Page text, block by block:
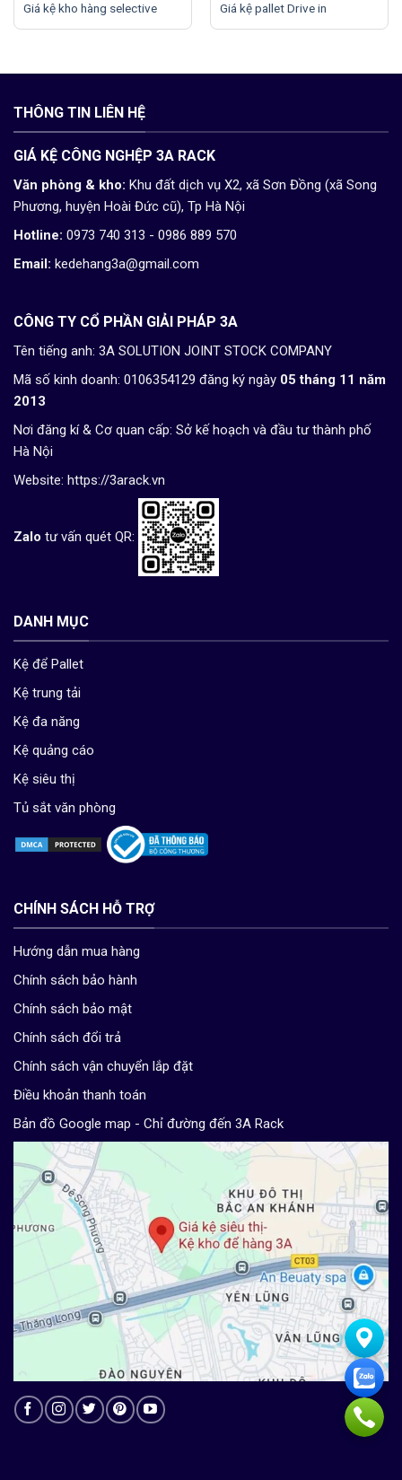
Giá kệ kho hàng selective Giá kệ pallet Drive in
THÔNG TIN LIÊN HỆ
GIÁ KỆ CÔNG NGHỆP 3A RACK
Văn phòng & kho: Khu đất dịch vụ X2, xã Sơn Đồng (xã Song
Phương, huyện Hoài Đức cũ), Tp Hà Nội
Hotline: 0973 740 313 - 0986 889 570
Email: kedehang3a@gmail.com
CÔNG TY CỔ PHẦN GIẢI PHÁP 3A
Tên tiếng anh: 3A SOLUTION JOINT STOCK COMPANY
Mã số kinh doanh: 0106354129 đăng ký ngày 05 tháng 11 năm
2013
Nơi đăng kí & Cơ quan cấp: Sở kế hoạch và đầu tư thành phố
Hà Nội
Website: https://3arack.vn
Zalo tư vấn quét QR:
DANH MỤC
Kệ để Pallet
Kệ trung tải
Kệ đa năng
Kệ quảng cáo
Kệ siêu thị
Tủ sắt văn phòng
CHÍNH SÁCH HỖ TRỢ
Hướng dẫn mua hàng
Chính sách bảo hành
Chính sách bảo mật
Chính sách đổi trả
Chính sách vận chuyển lắp đặt
Điều khoản thanh toán
Bản đồ Google map - Chỉ đường đến 3A Rack